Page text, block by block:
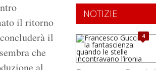
il ritorno
il
che
NOTIZIE
4